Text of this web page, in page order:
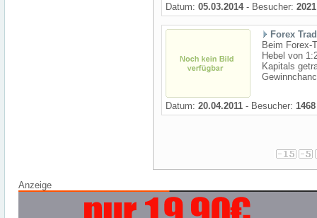
Datum: 05.03.2014- Besucher: 2021
Forex
Beim Forex-
Hebel von
Kapitals
Datum: 20.04.2011 - Besucher: 1468
Anzeige